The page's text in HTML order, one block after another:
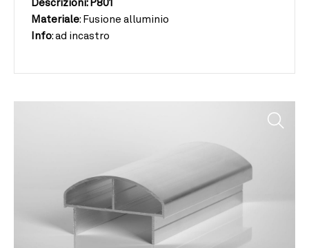
Descrizioni: P801
Materiale: Fusione alluminio
Info: ad incastro